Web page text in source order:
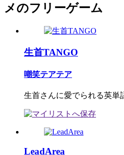
メのフリーゲーム
生首TANGO
嘲笑テアテア
生首さんに愛でられる英単
LeadArea